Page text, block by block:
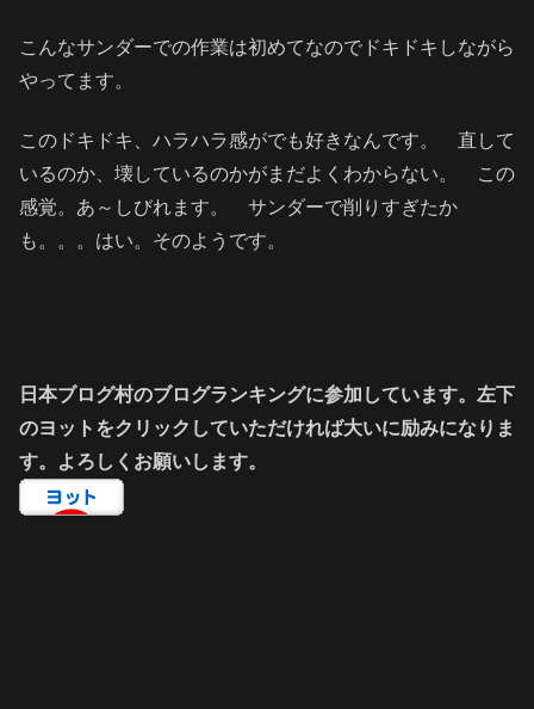
こんなサンダーでの作業は初めてなのでドキドキしながら
やってます。
このドキドキ、ハラハラ感がでも好きなんです。 直して
いるのか、壊しているのかがまだよくわからない。 この
感覚。あ～しびれます。 サンダーで削りすぎたか
も。。。はい。そのようです。
日本ブログ村のブログランキングに参加しています。左下
のヨットをクリックしていただければ大いに励みになりま
す。よろしくお願いします。